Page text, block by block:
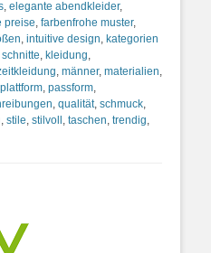
, elegante abendkleider,
preise, farbenfrohe muster,
, intuitive design, kategorien
, kleidung,
, männer, materialien,
, passform,
, qualität, schmuck,
, stile, stilvoll , taschen, trendig,